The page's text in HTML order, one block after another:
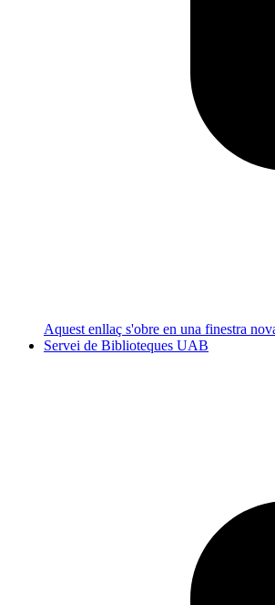
Aquest enllaç s'obre en una finestra
Servei de Biblioteques UAB